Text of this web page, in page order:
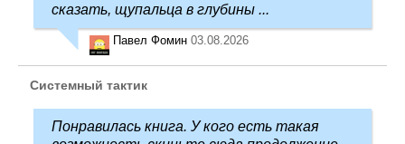
сказать, щупальца в глубины ...
Павел Фомин 03.08.2026
Системный тактик
Понравилась книга. У кого есть такая